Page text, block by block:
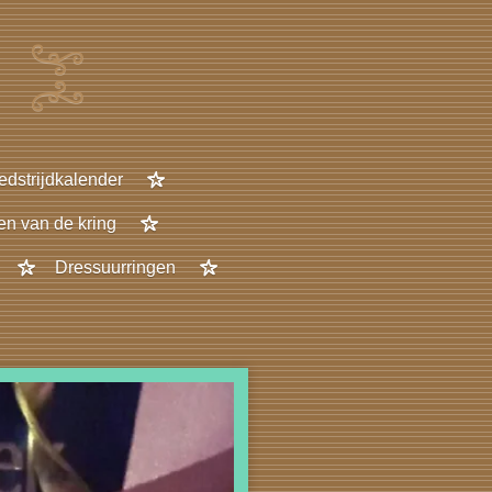
van de kring
Dressuurringen